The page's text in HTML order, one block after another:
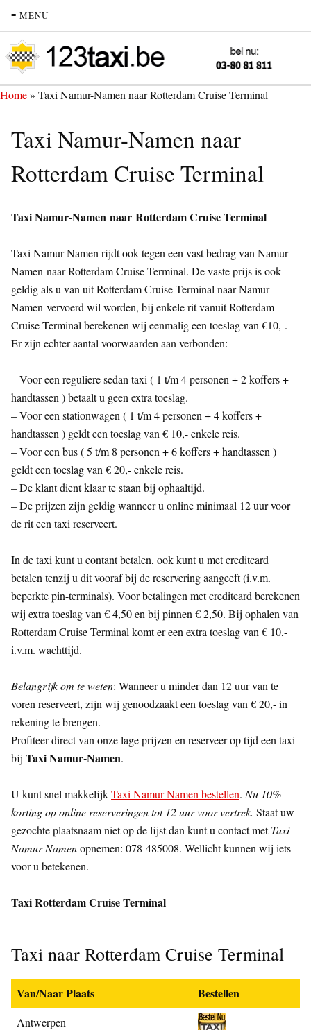
≡ MENU
Home» Taxi Namur-Namen naar Rotterdam Cruise Terminal
Taxi Namur-Namen naar
Rotterdam Cruise Terminal
Taxi Namur-Namen naar Rotterdam Cruise Terminal
Taxi Namur-Namen rijdt ook tegen een vast bedrag van Namur-
Namen naar Rotterdam Cruise Terminal. De vaste prijs is ook
geldig als u van uit Rotterdam Cruise Terminal naar Namur-
Namen vervoerd wil worden, bij enkele rit vanuit Rotterdam
Cruise Terminal berekenen wij eenmalig een toeslag van €10,-.
Er zijn echter aantal voorwaarden aan verbonden:
– Voor een reguliere sedan taxi ( 1 t/m 4 personen + 2 koffers +
handtassen ) betaalt u geen extra toeslag.
– Voor een stationwagen ( 1 t/m 4 personen + 4 koffers +
handtassen ) geldt een toeslag van € 10,- enkele reis.
– Voor een bus ( 5 t/m 8 personen + 6 koffers + handtassen )
geldt een toeslag van € 20,- enkele reis.
– De klant dient klaar te staan bij ophaaltijd.
– De prijzen zijn geldig wanneer u online minimaal 12 uur voor
de rit een taxi reserveert.
In de taxi kunt u contant betalen, ook kunt u met creditcard
betalen tenzij u dit vooraf bij de reservering aangeeft (i.v.m.
beperkte pin-terminals). Voor betalingen met creditcard berekenen
wij extra toeslag van € 4,50 en bij pinnen € 2,50. Bij ophalen van
Rotterdam Cruise Terminal komt er een extra toeslag van € 10,-
i.v.m. wachttijd.
Belangrijk om te weten: Wanneer u minder dan 12 uur van te
voren reserveert, zijn wij genoodzaakt een toeslag van € 20,- in
rekening te brengen.
Profiteer direct van onze lage prijzen en reserveer op tijd een taxi
bij Taxi Namur-Namen.
U kunt snel makkelijkTaxi Namur-Namen bestellen. Nu 10%
korting op online reserveringen tot 12 uur voor vertrek. Staat uw
gezochte plaatsnaam niet op de lijst dan kunt u contact metTaxi
Namur-Namenopnemen: 078-485008. Wellicht kunnen wij iets
voor u betekenen.
Taxi Rotterdam Cruise Terminal
Taxi naar Rotterdam Cruise Terminal
Van/Naar Plaats Bestellen
Antwerpen